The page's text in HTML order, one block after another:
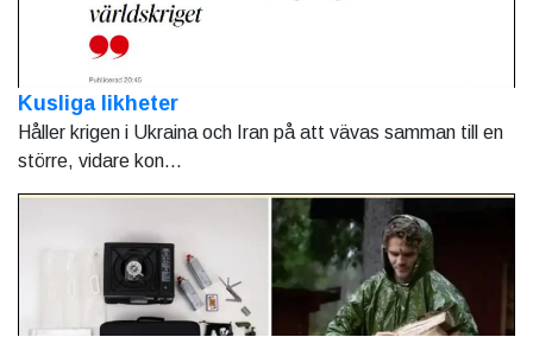
Kusliga likheter
Håller krigen i Ukraina och Iran på att vävas samman till en
större, vidare kon...